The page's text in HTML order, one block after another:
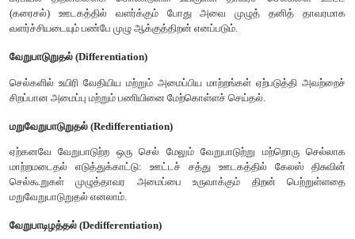
திசு வளர்ப்பின் அடிப்படைக் கொள்கைகள்
வேறுபாடுறுதல், மறுவேறுபாடு அடைதல், வேறுபாடு இழத்தல்
முழு ஆக்குத்திறன் (Totipotency)
மரபியல் திறன்களைக் கொண்டுள்ள உயிருள்ள தாவரச்
(கரைசல்) ஊடகத்தில் வளர்க்கும் போது அவை முழுத்
வளர்ச்சியடையும் பண்பே முழு ஆக்குத்திறன் எனப்படும்.
வேறுபாடுறுதல் (Differentiation)
செல்களில் உயிரி வேதியிய மற்றும் அமைப்பிய மாற்றங்கள்